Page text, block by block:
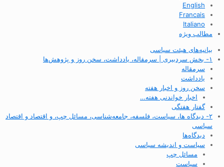
English
Francais
Italiano
مطالب ویژه
بیانیه‌های هیئت سیاسی
۱- بخش سردبیری | سرمقاله، یادداشت، سخن روز و پژوهش‌ها
سرمقاله
یادداشت
سخن روز و اخبار هفته
اخبار خواندنی هفته…
گفتار هفتگی
۲- دیدگاه ها، سیاست، فلسفه، جامعه‌شناسی، مسائل چپ، و اقتصاد و اقتصاد
سیاسی
دیدگاه‌ها
سیاست و اندیشه سیاسی
مسائل چپ
سیاست